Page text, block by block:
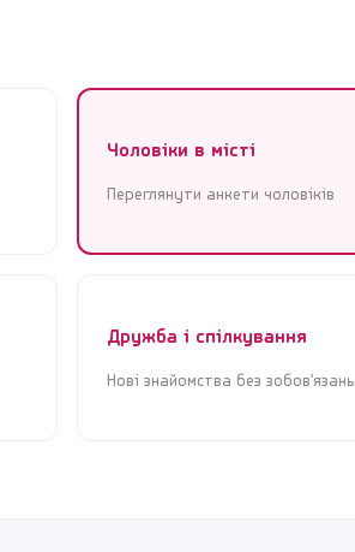
Чоловіки в місті
Переглянути анкети чоловіків
Дружба і спілкування
Нові знайомства без зобов’язань